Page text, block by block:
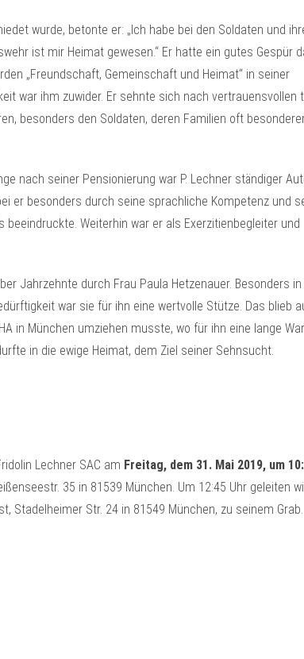
wurde, betonte er: „Ich habe bei den Soldaten und
ist mir Heimat gewesen.“ Er hatte ein gutes Gespür
„Freundschaft, Gemeinschaft und Heimat“ in seiner
war ihm zuwider. Er sehnte sich nach vertrauensvollen
besonders den Soldaten, deren Familien oft
nach seiner Pensionierung war P. Lechner ständiger
er besonders durch seine sprachliche Kompetenz und
Weiterhin war er als Exerzitienbegleiter und
Jahrzehnte durch Frau Paula Hetzenauer. Besonders
war sie für ihn eine wertvolle Stütze. Das blieb
in München umziehen musste, wo für ihn eine lange
in die ewige Heimat, dem Ziel seiner Sehnsucht.
Lechner SAC am Freitag, dem 31. Mai 2019, um
35 in 81539 München. Um 12:45 Uhr geleiten
Stadelheimer Str. 24 in 81549 München, zu seinem Grab.